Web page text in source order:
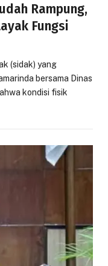
Rampung,
Fungsi
(sidak) yang
bersama Dinas
kondisi fisik